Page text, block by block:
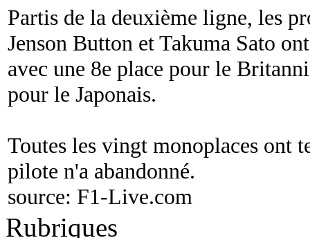
Partis de la deuxième ligne, les
Jenson Button et Takuma Sato
avec une 8e place pour le
pour le Japonais.
Toutes les vingt monoplaces ont
pilote n'a abandonné.
source: F1-Live.com
Rubriques